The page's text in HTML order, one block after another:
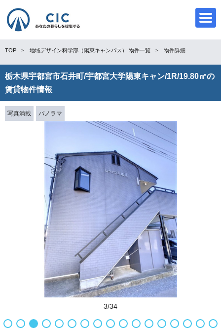
CIC
TOP 地域デザイン科学部（陽東キャンパス） 物件一覧 物件詳細
栃木県宇都宮市石井町/宇都宮大学陽東キャン/1R/19.80㎡の
賃貸物件情報
写真満載 パノラマ
3/34